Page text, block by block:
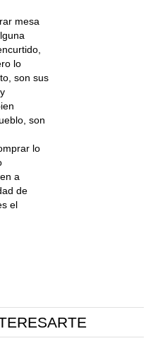
mesa
lo
son sus
son
lo
a
de
el